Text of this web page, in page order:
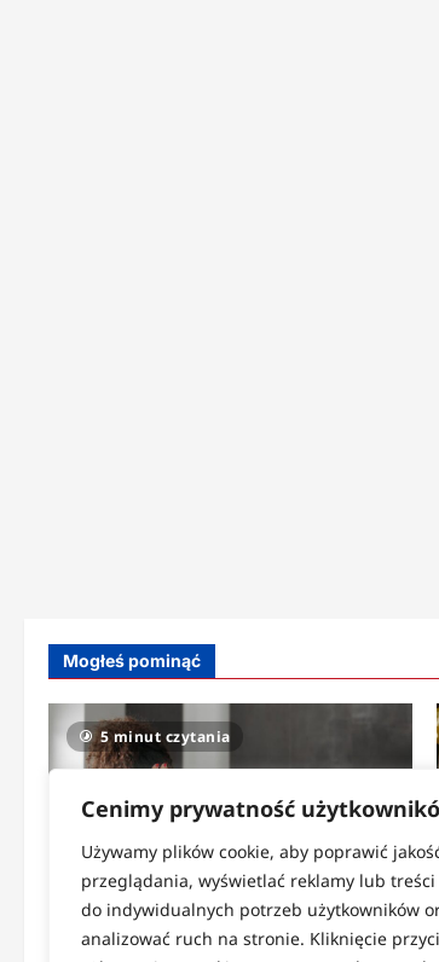
Cenimy prywatność
Używamy plików cookie, aby poprawić
przeglądania, wyświetlać reklamy lub
do indywidualnych potrzeb użytkowników
analizować ruch na stronie. Kliknięcie
Mogłeś pominąć
5 minut czytania
Strefa zdrowia